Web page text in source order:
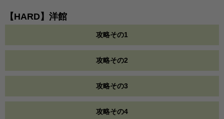
【HARD】洋館
攻略その1
攻略その2
攻略その3
攻略その4